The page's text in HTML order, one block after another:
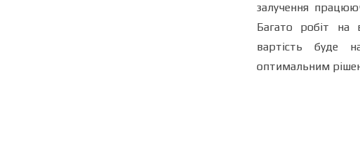
залучення
Багато робіт на
вартість буде
оптимальним